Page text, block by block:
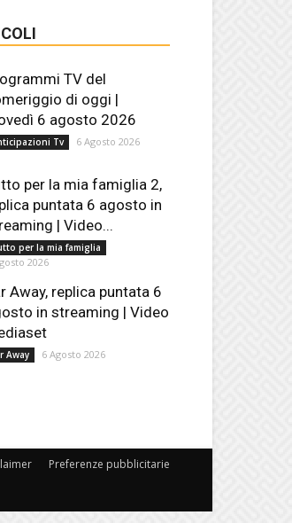
TV del
di oggi |
6 agosto 2026
Tv 6 Agosto 2026
per la mia famiglia 2,
puntata 6 agosto in
| Video...
per la mia famiglia
2026
Away, replica puntata 6
in streaming | Video
Away 6 Agosto 2026
Preferenze pubblicitarie